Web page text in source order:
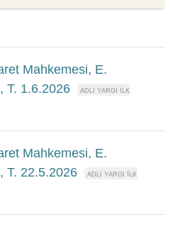
Mahkemesi, E.
T. 1.6.2026
Mahkemesi, E.
T. 22.5.2026